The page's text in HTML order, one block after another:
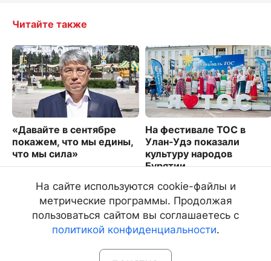
Читайте также
«Давайте в сентябре
покажем, что мы едины,
что мы сила»
На фестивале ТОС в
Улан-Удэ показали
культуру народов
Бурятии
2609
На сайте используются cookie-файлы и
метрические программы. Продолжая
пользоваться сайтом вы соглашаетесь с
политикой конфиденциальности.